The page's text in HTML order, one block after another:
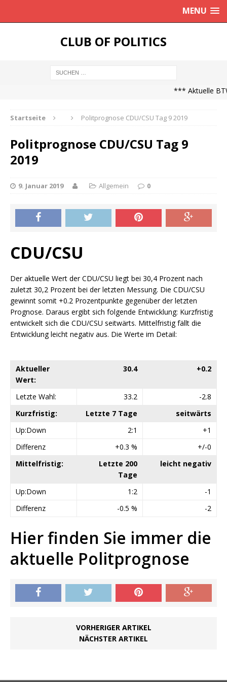
MENU
CLUB OF POLITICS
*** Aktuelle
Startseite Politprognose CDU/CSU Tag 9 2019
Politprognose CDU/CSU Tag 9
2019
9. Januar 2019 Allgemein 0
CDU/CSU
Der aktuelle Wert der CDU/CSU liegt bei 30,4 Prozent nach
zuletzt 30,2 Prozent bei der letzten Messung. Die CDU/CSU
gewinnt somit +0.2 Prozentpunkte gegenüber der letzten
Prognose. Daraus ergibt sich folgende Entwicklung: Kurzfristig
entwickelt sich die CDU/CSU seitwärts. Mittelfristig fällt die
Entwicklung leicht negativ aus. Die Werte im Detail:
Aktueller
Wert:
30.4 +0.2
Letzte Wahl: 33.2
-2.8
Kurzfristig:
Letzte 7 Tage
seitwärts
Up:Down
2:1
+1
Differenz
+0.3 %
+/-0
Mittelfristig:
Letzte 200
Tage
leicht negativ
Up:Down 1:2
-1
Differenz
-0.5 % -2
Hier finden Sie immer die
aktuelle Politprognose
VORHERIGER ARTIKEL
NÄCHSTER ARTIKEL